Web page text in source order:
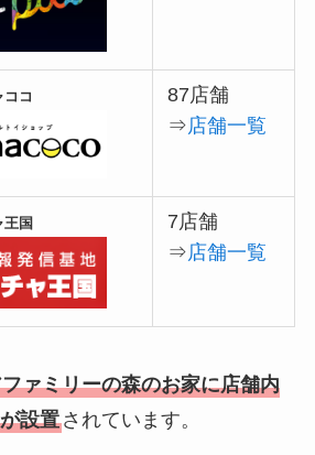
ココ
87店舗
⇒店舗一覧
王国
7店舗
⇒店舗一覧
ァミリーの森のお家に店舗内
設置されています。